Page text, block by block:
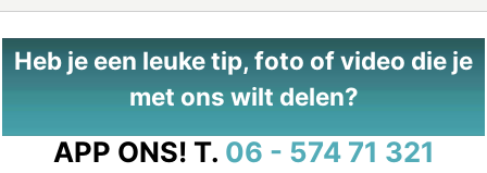
Heb je een leuke tip, foto of video die je
met ons wilt delen?
APP ONS! T. 06 - 574 71 321